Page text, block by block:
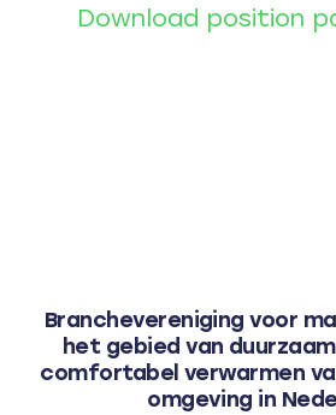
Download position
Branchevereniging voor
het gebied van
comfortabel verwarmen
omgeving in